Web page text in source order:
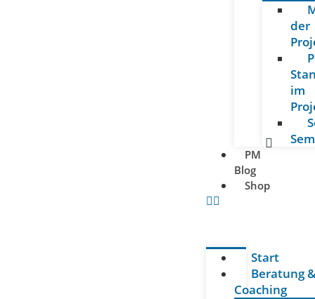
der
im
PM
Blog
Shop
Start
Beratung
Coaching